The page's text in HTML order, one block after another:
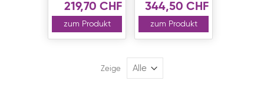
219,70 CHF
zum Produkt
344,50 CHF
zum Produkt
Zeige